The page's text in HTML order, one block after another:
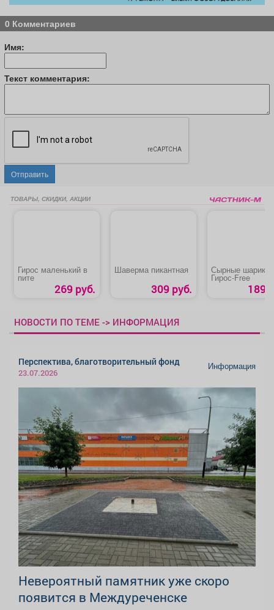
0 Комментариев
Имя:
Текст комментария:
Отправить
ТОВАРЫ, СКИДКИ, АКЦИИ
Гирос маленький в
пите
269 руб.
Шаверма пикантная
309 руб.
Сырные шарики
Гирос‑Free
189
НОВОСТИ ПО ТЕМЕ -> ИНФОРМАЦИЯ
Перспектива, благотворительный фонд
23.07.2026
Информация
Невероятный памятник уже скоро
появится в Междуреченске